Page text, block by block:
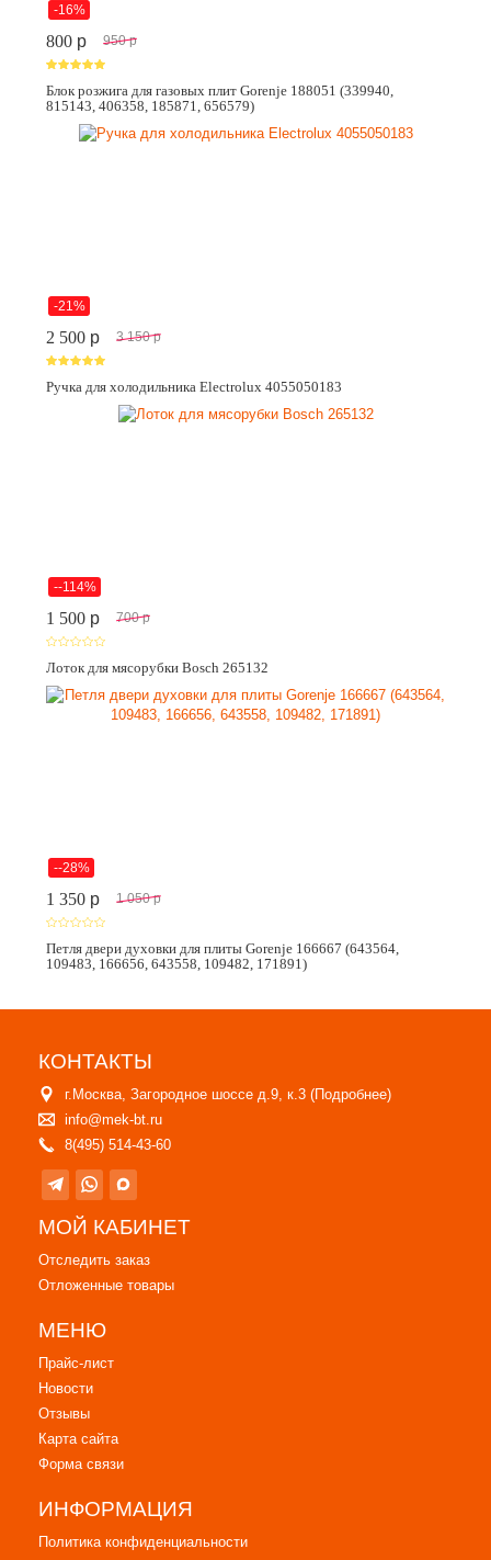
-16%
800 p 950 p
Блок розжига для газовых плит Gorenje 188051 (339940,
815143, 406358, 185871, 656579)
-21%
2 500 p 3 150 p
Ручка для холодильника Electrolux 4055050183
--114%
1 500 p 700 p
Лоток для мясорубки Bosch 265132
--28%
1 350 p 1 050 p
Петля двери духовки для плиты Gorenje 166667 (643564,
109483, 166656, 643558, 109482, 171891)
КОНТАКТЫ
г.Москва, Загородное шоссе д.9, к.3 (Подробнее)
info@mek-bt.ru
8(495) 514-43-60
МОЙ КАБИНЕТ
Отследить заказ
Отложенные товары
МЕНЮ
Прайс-лист
Новости
Отзывы
Карта сайта
Форма связи
ИНФОРМАЦИЯ
Политика конфиденциальности